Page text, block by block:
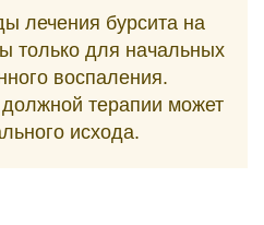
лечения бурсита на
только для начальных
воспаления.
терапии может
исхода.